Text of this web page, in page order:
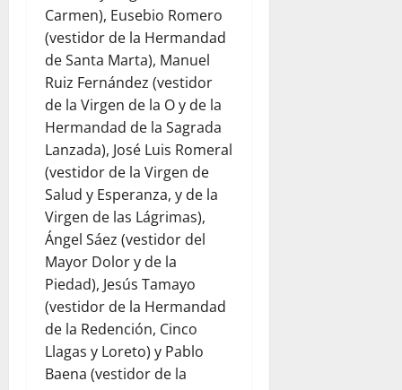
Carmen), Eusebio Romero
(vestidor de la Hermandad
de Santa Marta), Manuel
Ruiz Fernández (vestidor
de la Virgen de la O y de la
Hermandad de la Sagrada
Lanzada), José Luis Romeral
(vestidor de la Virgen de
Salud y Esperanza, y de la
Virgen de las Lágrimas),
Ángel Sáez (vestidor del
Mayor Dolor y de la
Piedad), Jesús Tamayo
(vestidor de la Hermandad
de la Redención, Cinco
Llagas y Loreto) y Pablo
Baena (vestidor de la